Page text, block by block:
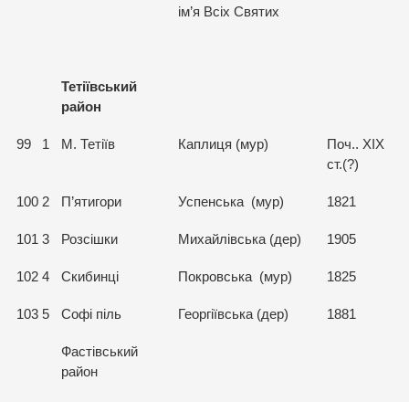
ім’я Всіх Святих
Тетіївський
район
99 1 М. Тетіїв Каплиця (мур)
Поч.. ХІХ
ст.(?)
100 2 П’ятигори Успенська (мур) 1821
101 3 Розсішки Михайлівська (дер) 1905
102 4 Скибинці Покровська (мур) 1825
103 5 Софі піль Георгіївська (дер) 1881
Фастівський
район